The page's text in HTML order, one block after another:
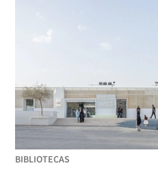
BIBLIOTECAS